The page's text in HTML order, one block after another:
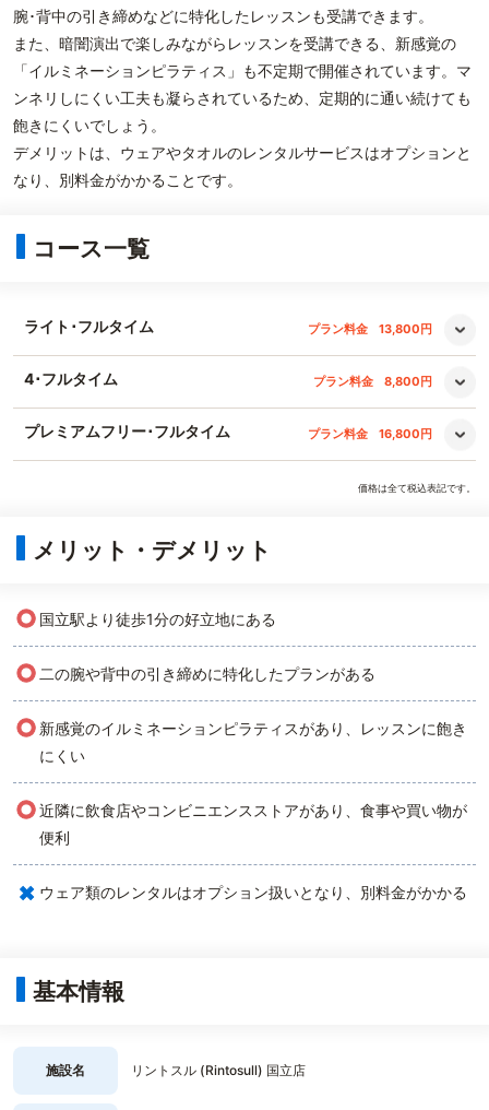
腕･背中の引き締めなどに特化したレッスンも受講できます。
また、暗闇演出で楽しみながらレッスンを受講できる、新感覚の
「イルミネーションピラティス」も不定期で開催されています。マ
ンネリしにくい工夫も凝らされているため、定期的に通い続けても
飽きにくいでしょう。
デメリットは、ウェアやタオルのレンタルサービスはオプションと
なり、別料金がかかることです。
コース一覧
ライト･フルタイム プラン料金 13,800円
4･フルタイム プラン料金 8,800円
プレミアムフリー･フルタイム プラン料金 16,800円
価格は全て税込表記です。
メリット・デメリット
○ 国立駅より徒歩1分の好立地にある
○ 二の腕や背中の引き締めに特化したプランがある
○ 新感覚のイルミネーションピラティスがあり、レッスンに飽き
にくい
○近隣に飲食店やコンビニエンスストアがあり、食事や買い物が
便利
× ウェア類のレンタルはオプション扱いとなり、別料金がかかる
基本情報
施設名 リントスル (Rintosull) 国立店